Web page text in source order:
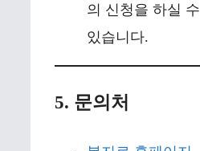
의 신청을 하실 수
있습니다.
5. 문의처